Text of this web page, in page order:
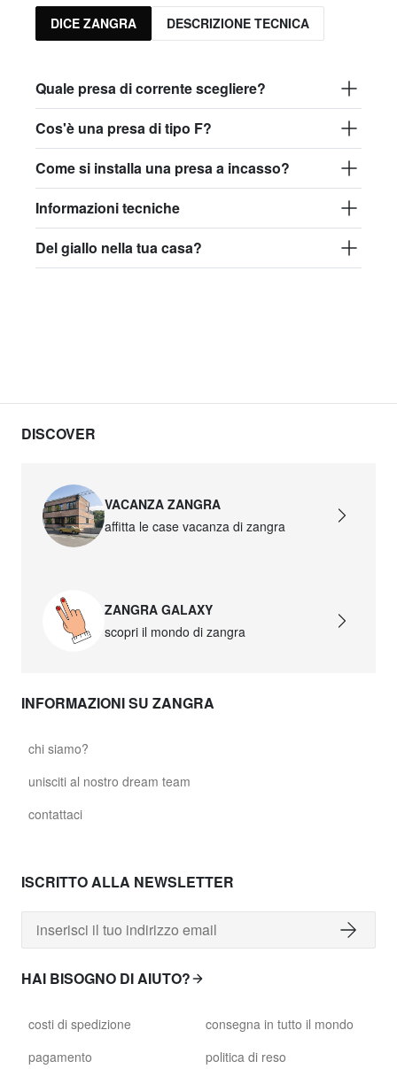
DICE ZANGRA DESCRIZIONE TECNICA
Quale presa di corrente scegliere?
Cos'è una presa di tipo F?
Come si installa una presa a incasso?
Informazioni tecniche
Del giallo nella tua casa?
DISCOVER
VACANZA ZANGRA
affitta le case vacanza di zangra
ZANGRA GALAXY
scopri il mondo di zangra
INFORMAZIONI SU ZANGRA
chi siamo?
unisciti al nostro dream team
contattaci
ISCRITTO ALLA NEWSLETTER
HAI BISOGNO DI AIUTO?
costi di spedizione
pagamento
consegna in tutto il mondo
politica di reso